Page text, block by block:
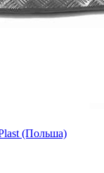
(Польша)